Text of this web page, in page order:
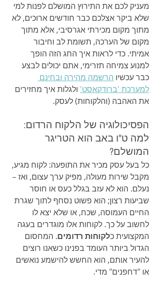
מעניק לכם את התירוץ המושלם לפנות למי
שלא ביקר אצלכם כבר חודשים ארוכים, לא
מתוך מקום מכירתי אגרסיבי, אלא מתוך
מקום של הערכה, תשומת לב וחיבור
אמיתי. כדי לראות איך החג הזה הופך
למנוע צמיחה תזרימי, אתם יכולים לבצע
כבר עכשיו הרשמה מהירה ובחינם
למערכת 'ברודקאסט' ולגלות איך מחזירים
את האהבה (והלקוחות) לעסק.
הפסיכולוגיה של הלקוח הרדום:
למה ט"ו באב הוא הטריגר
המושלם?
כל בעל עסק מכיר את התופעה: לקוח מגיע,
מקבל שירות מעולה, מפיק ערך עצום, ואז –
נעלם. הוא לא עזב בגלל כעס או חוסר
שביעות רצון; הוא פשוט נסחף לתוך שגרת
החיים העמוסה, שכח, או שלא יצא לו
לחשוב על כך. לקוחות אלו מוגדרים בעגה
המקצועית כלקוחות רדומים. המחסום
הגדול ביותר העומד בפנינו כשאנו רוצים
להעיר אותם, הוא החשש להישמע נואשים
או "דחפנים" מדי.